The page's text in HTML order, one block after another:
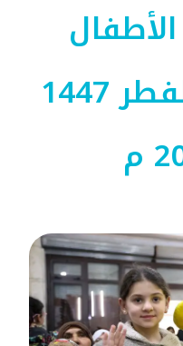
بكسوة عيد الفطر 1447